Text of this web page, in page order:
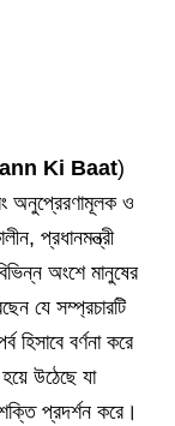
Ki Baat)
অনুপ্রেরণামূলক ও
প্রধানমন্ত্রী
অংশে মানুষের
যে সম্প্রচারটি
বর্ণনা করে
উঠেছে যা
প্রদর্শন করে।